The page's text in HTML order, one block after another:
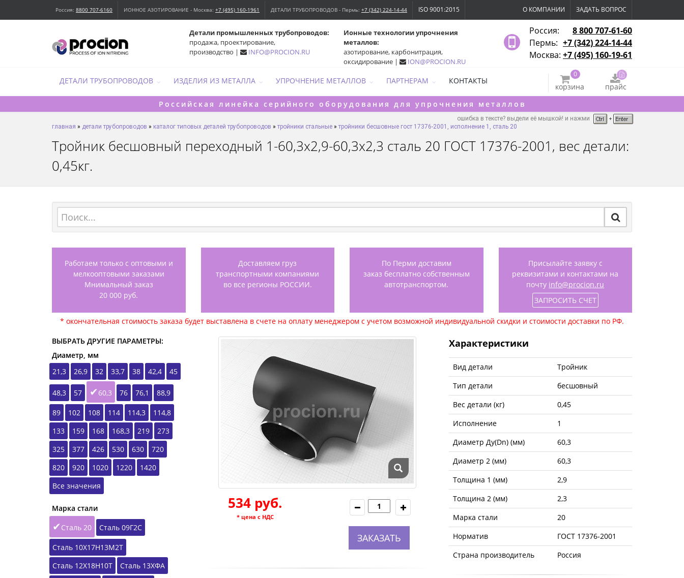
О КОМПАНИИ ЗАДАТЬ ВОПРОС
Россия: 8800 707-6160 ИОННОЕ АЗОТИРОВАНИЕ - Москва: +7 (495) 160-1961 ДЕТАЛИ ТРУБОПРОВОДОВ - Пермь: +7 (342) 224-14-44 ISO 9001:2015
Россия:
8 800 707-61-60
Пермь: +7 (342) 224-14-44
Москва: +7 (495) 160-19-61
Ионные технологии упрочнения
металлов:
азотирование, карбонитрация,
оксидирование |
ION@PROCION.RU
Детали промышленных трубопроводов:
продажа, проектирование,
производство |
INFO@PROCION.RU
ДЕТАЛИ ТРУБОПРОВОДОВ ИЗДЕЛИЯ ИЗ МЕТАЛЛА УПРОЧНЕНИЕ МЕТАЛЛОВ ПАРТНЕРАМ КОНТАКТЫ
0
корзина
прайс
Российская линейка серийного оборудования для упрочнения металлов
ошибка в тексте? выдели её мышкой! и нажми
главная » детали трубопроводов » каталог типовых деталей трубопроводов » тройники стальные » тройники бесшовные гост 17376-2001, исполнение 1, сталь 20
Тройник бесшовный переходный 1-60,3х2,9-60,3х2,3 сталь 20 ГОСТ 17376-2001, вес детали:
0,45кг.
Работаем только с оптовыми и
мелкооптовыми заказами
Мнимальный заказ
20 000 руб.
Доставляем груз
транспортными компаниями
во все регионы РОССИИ.
По Перми доставим
заказ бесплатно собственным
автотранспортом.
Присылайте заявку с
реквизитами и контактами на
почту info@procion.ru
ЗАПРОСИТЬ СЧЕТ
* окончательная стоимость заказа будет выставлена в счете на оплату менеджером с учетом возможной индивидуальной скидки и стоимости доставки по РФ.
ВЫБРАТЬ ДРУГИЕ ПАРАМЕТРЫ:
Диаметр, мм
21,3
26,9 32 33,7 38 42,4 45
48,3 57 60,3 76 76,1 88,9
89 102 108 114 114,3
114,8
133
159 168 168,3 219
273
325
377 426 530 630
720
820
920 1020 1220
1420
Все значения
Марка стали
Сталь 20
Сталь 09Г2С
Сталь 10Х17Н13М2Т
Сталь 12Х18Н10Т
Сталь 13ХФА
534 руб.
* цена с НДС
ЗАКАЗАТЬ
Характеристики
Вид детали
Тройник
Тип детали
бесшовный
Вес детали (кг)
0,45
Исполнение
1
Диаметр Ду(Dn) (мм)
60,3
Диаметр 2 (мм)
60,3
Толщина 1 (мм)
2,9
Толщина 2 (мм)
2,3
Марка стали
20
Норматив
ГОСТ 17376-2001
Страна производитель
Россия